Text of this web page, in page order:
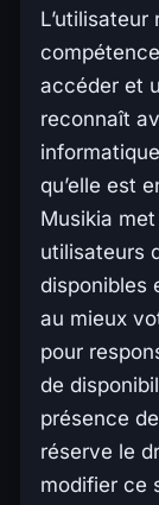
accéder et
reconnaît
qu’elle est
Musikia
utilisateurs
disponibles
au mieux
pour
de
présence
réserve le
modifier ce